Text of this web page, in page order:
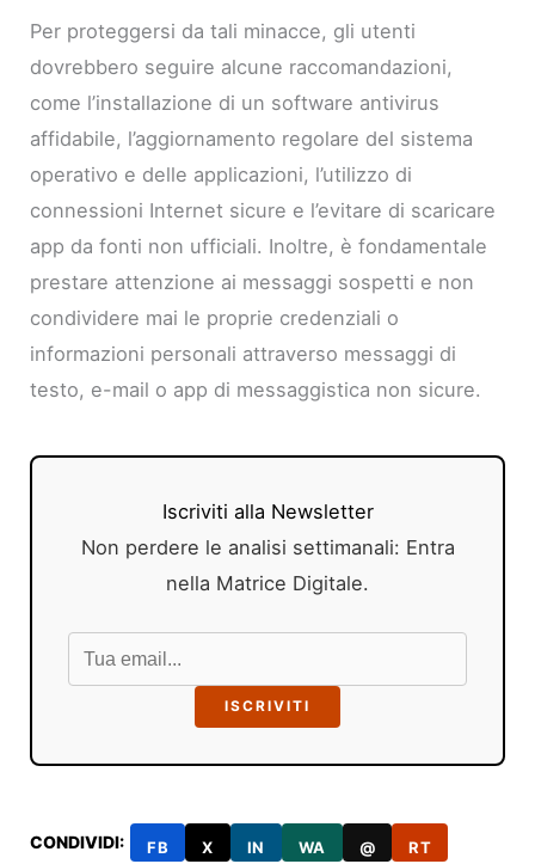
Per proteggersi da tali minacce, gli utenti
dovrebbero seguire alcune raccomandazioni,
come l’installazione di un software antivirus
affidabile, l’aggiornamento regolare del sistema
operativo e delle applicazioni, l’utilizzo di
connessioni Internet sicure e l’evitare di scaricare
app da fonti non ufficiali. Inoltre, è fondamentale
prestare attenzione ai messaggi sospetti e non
condividere mai le proprie credenziali o
informazioni personali attraverso messaggi di
testo, e-mail o app di messaggistica non sicure.
Iscriviti alla Newsletter
Non perdere le analisi settimanali: Entra
nella Matrice Digitale.
ISCRIVITI
CONDIVIDI: FB X IN WA @ RT